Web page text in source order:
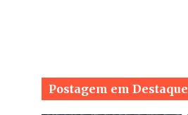
Postagem em Destaque